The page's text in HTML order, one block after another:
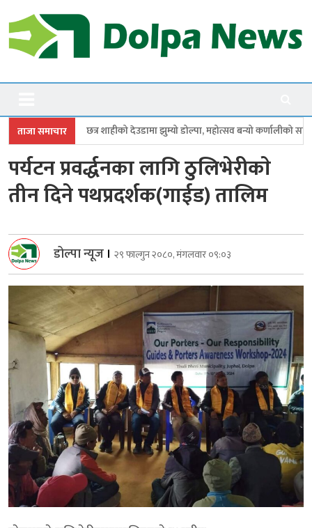
to
content
Dolpanews
ताजा समाचार
देउडामा झुम्यो डोल्पा, महोत्सव बन्यो कर्णालीको सांगीतिक उत्सव
पर्यटन प्रवर्द्धनका लागि ठुलिभेरीकाे
तीन दिने पथप्रदर्शक(गाईड) तालिम
डोल्पा न्यूज । २९ फाल्गुन २०८०, मंगलवार ०९:०३